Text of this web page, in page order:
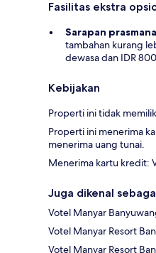
Fasilitas ekstra
Sarapan
tambahan kurang
dewasa dan IDR
Kebijakan
Properti ini tidak
Properti ini menerima
menerima uang tunai.
Menerima kartu kredit:
Juga dikenal
Votel Manyar
Votel Manyar Resort
Votel Manyar Resort